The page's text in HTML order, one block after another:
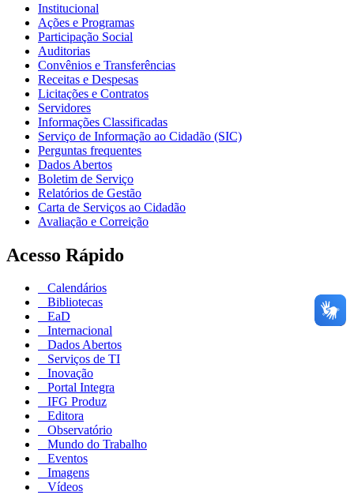
Institucional
Ações e Programas
Participação Social
Auditorias
Convênios e Transferências
Receitas e Despesas
Licitações e Contratos
Servidores
Informações Classificadas
Serviço de Informação ao Cidadão (SIC)
Perguntas frequentes
Dados Abertos
Boletim de Serviço
Relatórios de Gestão
Carta de Serviços ao Cidadão
Avaliação e Correição
Acesso Rápido
Calendários
Bibliotecas
EaD
Internacional
Dados Abertos
Serviços de TI
Inovação
Portal Integra
IFG Produz
Editora
Observatório
Mundo do Trabalho
Eventos
Imagens
Vídeos